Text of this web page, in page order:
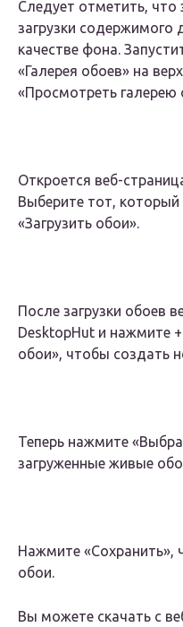
Следует отметить, что
загрузки содержимого
качестве фона.
«Галерея обоев» на
«Просмотреть галерею
Откроется веб-
Выберите тот,
«Загрузить обои».
После загрузки обоев
DesktopHut и нажмите
обои», чтобы создать
Теперь нажмите
загруженные живые
Нажмите
обои.
Вы можете скачать с